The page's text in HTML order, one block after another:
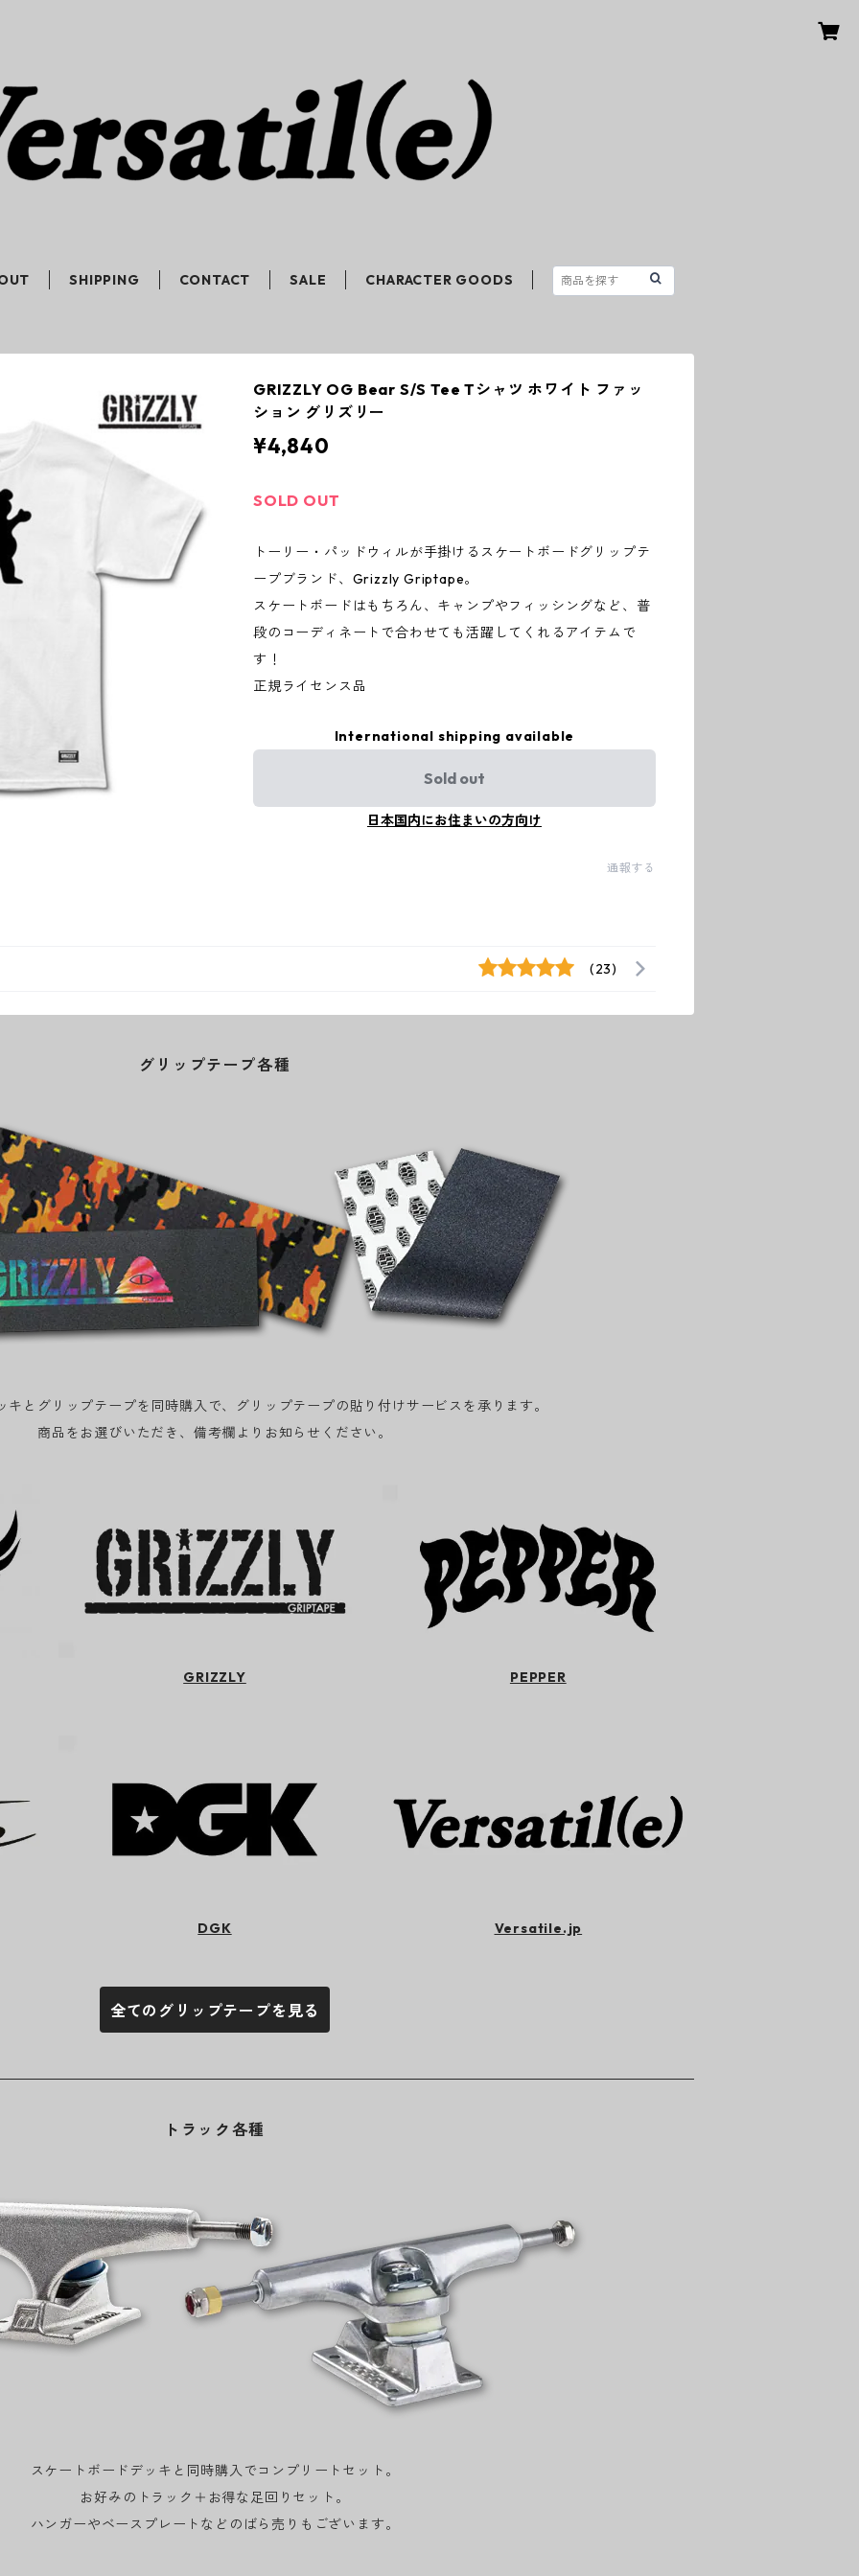
SHIPPING CONTACT SALE CHARACTER GOODS
GRIZZLY OG Bear S/S Tee Tシャツ ホワイト ファッ
ション グリズリー
¥4,840
SOLD OUT
トーリー・パッドウィルが手掛けるスケートボードグリップテ
ープブランド、Grizzly Griptape。
スケートボードはもちろん、キャンプやフィッシングなど、普
段のコーディネートで合わせても活躍してくれるアイテムで
す！
正規ライセンス品
International shipping available
Sold out
日本国内にお住まいの方向け
通報する
(23)
グリップテープ各種
キとグリップテープを同時購入で、グリップテープの貼り付けサービスを承ります。
商品をお選びいただき、備考欄よりお知らせください。
GRIZZLY PEPPER
DGK Versatile.jp
全てのグリップテープを見る
トラック各種
スケートボードデッキと同時購入でコンプリートセット。
お好みのトラック＋お得な足回りセット。
ハンガーやベースプレートなどのばら売りもございます。